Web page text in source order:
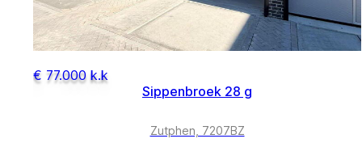
€ 77.000 k.k
Sippenbroek 28 g
Zutphen, 7207BZ